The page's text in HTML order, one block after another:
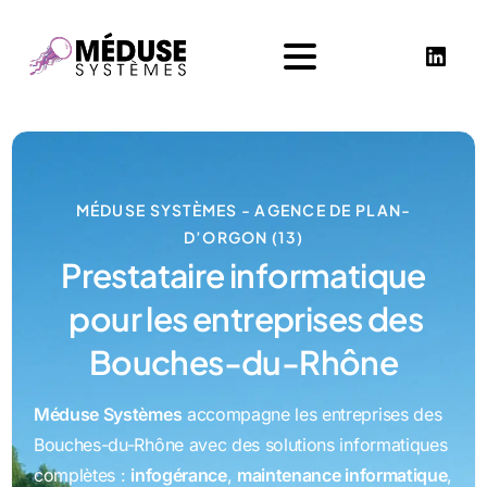
MÉDUSE SYSTÈMES - AGENCE DE PLAN-
D’ORGON (13)
Prestataireinformatique
pourlesentreprisesdes
Bouches-du-Rhône
Méduse Systèmes accompagne les entreprises des
Bouches-du-Rhône avec des solutions informatiques
complètes : infogérance, maintenance informatique,